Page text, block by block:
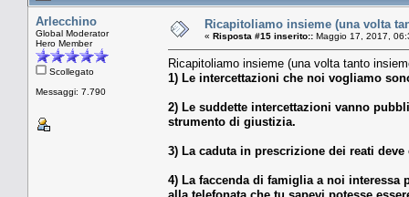
Arlecchino
Global Moderator
Hero Member
Scollegato
Messaggi: 7.790
Ricapitoliamo insieme (una volta
« Risposta #15 inserito:: Maggio 17, 2017,
Ricapitoliamo insieme (una volta tanto
1) Le intercettazioni che noi vogliamo
2) Le suddette intercettazioni vanno
strumento di giustizia.
3) La caduta in prescrizione dei reati
4) La faccenda di famiglia a noi